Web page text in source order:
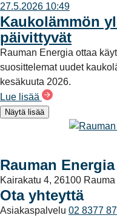
27.5.2026 10:49
Kaukolämmön
päivittyvät
Rauman Energia ottaa
suosittelemat uudet
kesäkuuta 2026.
Lue lisää
Näytä lisää
Rauman
Kairakatu 4, 26100 Rauma
Ota yhteyttä
Asiakaspalvelu 02 8377